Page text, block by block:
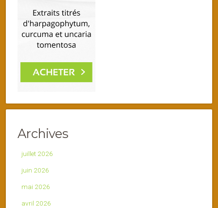
Archives
juillet 2026
juin 2026
mai 2026
avril 2026